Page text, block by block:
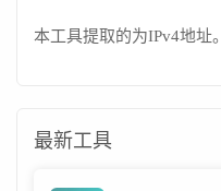
本工具提取的为IPv4地址。
最新工具